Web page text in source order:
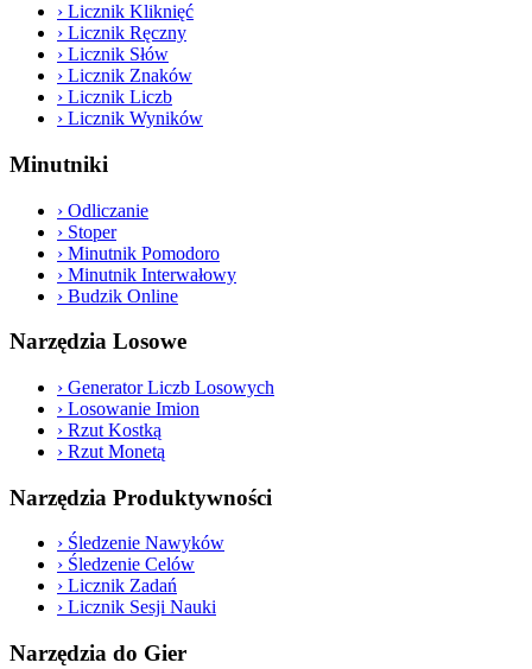
› Licznik Kliknięć
› Licznik Ręczny
› Licznik Słów
› Licznik Znaków
› Licznik Liczb
› Licznik Wyników
Minutniki
› Odliczanie
› Stoper
› Minutnik Pomodoro
› Minutnik Interwałowy
› Budzik Online
Narzędzia Losowe
› Generator Liczb Losowych
› Losowanie Imion
› Rzut Kostką
› Rzut Monetą
Narzędzia Produktywności
› Śledzenie Nawyków
› Śledzenie Celów
› Licznik Zadań
› Licznik Sesji Nauki
Narzędzia do Gier